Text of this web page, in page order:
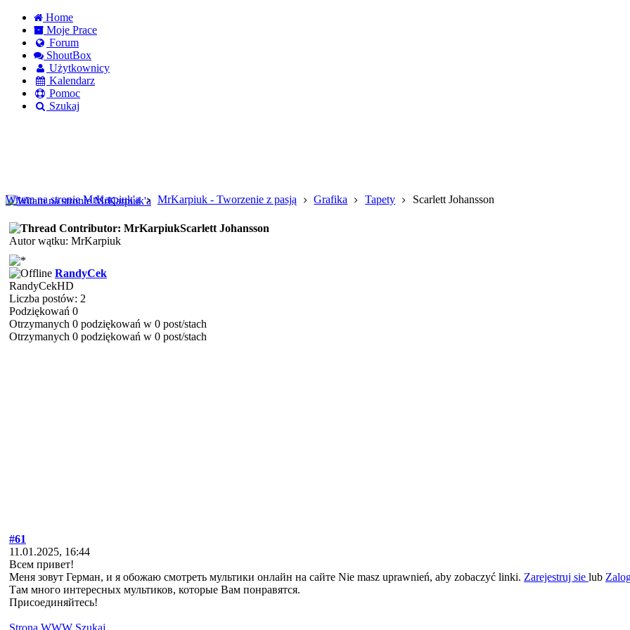
Home
Moje Prace
Forum
ShoutBox
Użytkownicy
Kalendarz
Pomoc
Szukaj
Witam na stronie MrKarpiuk'a
MrKarpiuk - Tworzenie z pasją Grafika Tapety Scarlett Johansson
Scarlett Johansson
Autor wątku: MrKarpiuk
RandyCek
RandyCekHD
Liczba postów: 2
Podziękowań 0
Otrzymanych 0 podziękowań w 0 post/stach
Otrzymanych 0 podziękowań w 0 post/stach
#61
11.01.2025, 16:44
Всем привет!
Меня зовут Герман, и я обожаю смотреть мультики онлайн на сайте Nie masz uprawnień, aby zobaczyć linki. Zarejestruj sie lub
Там много интересных мультиков, которые Вам понравятся.
Присоединяйтесь!
Strona WWW Szukaj